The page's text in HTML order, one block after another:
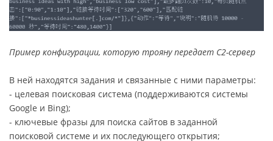
Пример конфигурации, которую трояну передает C2-сервер
В ней находятся задания и связанные с ними параметры:
- целевая поисковая система (поддерживаются системы
Google и Bing);
- ключевые фразы для поиска сайтов в заданной
поисковой системе и их последующего открытия;